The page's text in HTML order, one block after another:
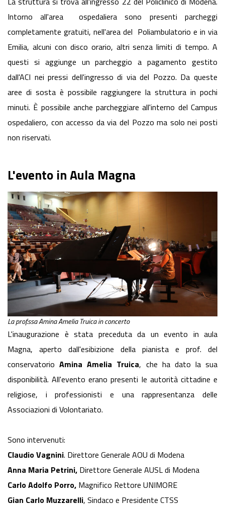
Intorno all'area ospedaliera sono presenti parcheggi
completamente gratuiti, nell'area del Poliambulatorio e in via
Emilia, alcuni con disco orario, altri senza limiti di tempo. A
questi si aggiunge un parcheggio a pagamento gestito
dall'ACI nei pressi dell'ingresso di via del Pozzo. Da queste
aree di sosta è possibile raggiungere la struttura in pochi
minuti. È possibile anche parcheggiare all'interno del Campus
ospedaliero, con accesso da via del Pozzo ma solo nei posti
non riservati.
L'evento in Aula Magna
La prof.ssa Amina Amelia Truica in concerto
L'inaugurazione è stata preceduta da un evento in aula
Magna, aperto dall'esibizione della pianista e prof. del
conservatorioAmina Amelia Truica, che ha dato la sua
disponibilità. All'evento erano presenti le autorità cittadine e
religiose, i professionisti e una rappresentanza delle
Associazioni di Volontariato.
Sono intervenuti:
Claudio Vagnini. Direttore Generale AOU di Modena
Anna Maria Petrini, Direttore Generale AUSL di Modena
Carlo Adolfo Porro, Magnifico Rettore UNIMORE
Gian Carlo Muzzarelli, Sindaco e Presidente CTSS